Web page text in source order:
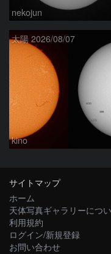
nekojun
太陽 2026/08/07
kino
サイトマップ
ホーム
天体写真ギャラリーにつ
利用規約
ログイン/新規登録
お問い合わせ